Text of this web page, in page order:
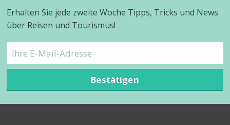
Erhalten Sie jede zweite Woche Tipps, Tricks und News
über Reisen und Tourismus!
Bestätigen